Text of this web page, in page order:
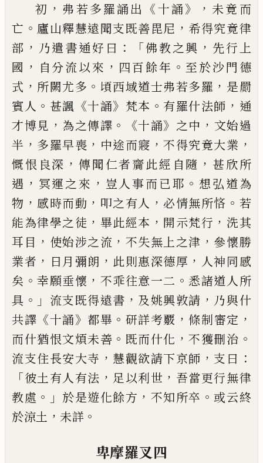
初 ， 弗若多羅誦出 《十誦》， 未竟而
亡 。 廬山釋慧遠聞支既善毘尼 ， 希得究竟律
部 ， 乃遣書通好曰 ：「佛教之興 ， 先行上
國 ， 自分流以來 ， 四百餘年 。 至於沙門德
式 ， 所闕尤多 。 頃西域道士弗若多羅 ， 是罽
賓人 。 甚諷 《十誦》 梵本 。 有羅什法師 ， 通
才博見 ， 為之傳譯 。《十誦》 之中 ， 文始過
半 ， 多羅早喪 ， 中途而寢 ，不得究竟大業 ，
慨恨良深 ， 傳聞仁者齎此經自隨 ， 甚欣所
遇 ， 冥運之來 ， 豈人事而已耶 。 想弘道為
物 ， 感時而動 ， 叩之有人 ， 必情無所悋 。 若
能為律學之徒 ， 畢此經本 ， 開示梵行 ， 洗其
耳目 ， 使始涉之流 ， 不失無 上之津 ， 參懷勝
業者 ， 日月彌朗 ， 此則惠深德厚 ， 人神同感
矣 。幸願垂懷 ， 不乖往意一二 。 悉諸道人所
具 。」 流支既得遠書 ， 及姚興敦請 ， 乃與什
共譯 《十誦》 都畢 。 研詳考覈 ，條制審定 ，
而什猶恨文煩未善 。 既而什化 ，不獲刪治 。
流支住長安大寺 ， 慧觀欲請下京師 ， 支曰 ：
「彼土有人有法 ， 足以利世 ， 吾當更行無律
教處 。」 於是遊化餘方 ， 不知所卒 。 或云終
於涼土 ， 未詳 。
卑摩羅叉四